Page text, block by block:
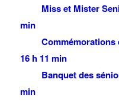
Miss et Mister
min
Commémorations
16 h 11 min
Banquet des
min